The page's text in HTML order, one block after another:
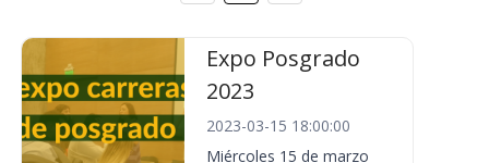
Expo Posgrado
2023
2023-03-15 18:00:00
Miércoles 15 de marzo